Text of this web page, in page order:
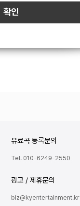
유료곡 등록문의
Tel. 010-6249-2550
광고 / 제휴문의
biz@kyentertainment.kr